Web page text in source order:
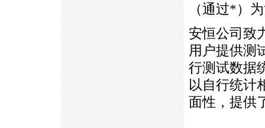
（通过*）
安恒公司致
用户提供测
行测试数据
以自行统计
面性，提供